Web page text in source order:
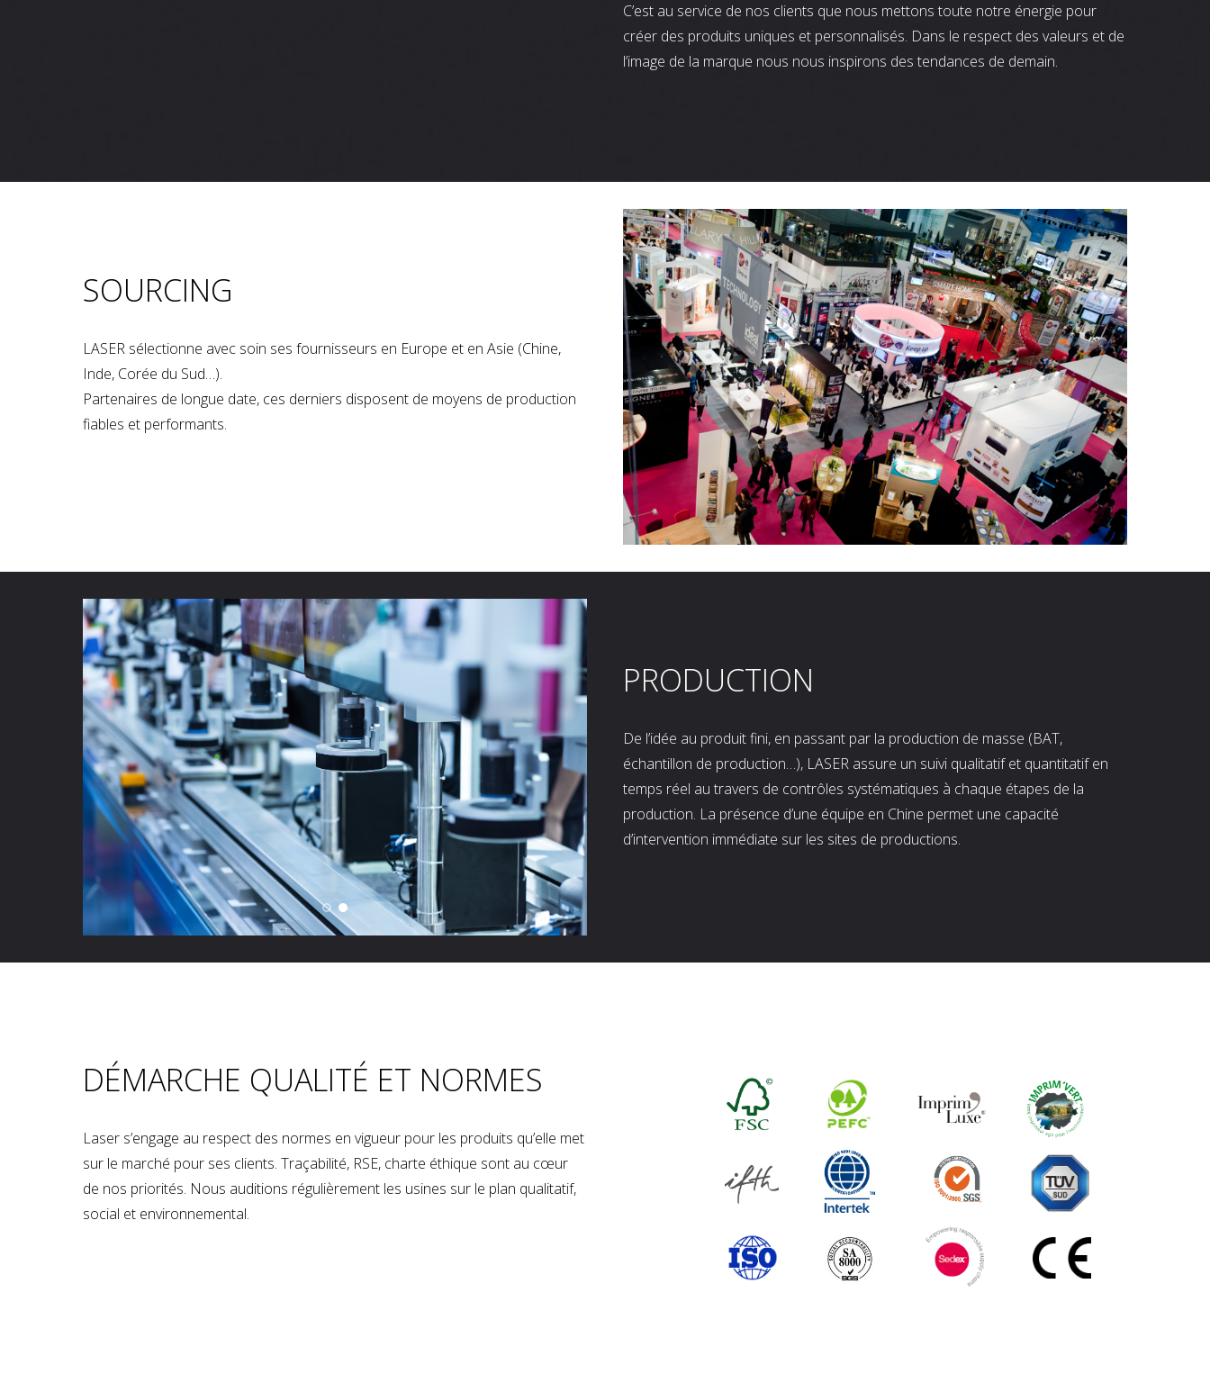
C’est au service de nos clients que nous mettons toute notre énergie pour
créer des produits uniques et personnalisés. Dans le respect des valeurs et de
l’image de la marque nous nous inspirons des tendances de demain.
SOURCING
LASER sélectionne avec soin ses fournisseurs en Europe et en Asie (Chine,
Inde, Corée du Sud…).
Partenaires de longue date, ces derniers disposent de moyens de production
fiables et performants.
PRODUCTION
De l’idée au produit fini, en passant par la production de masse (BAT,
échantillon de production…), LASER assure un suivi qualitatif et quantitatif en
temps réel au travers de contrôles systématiques à chaque étapes de la
production. La présence d’une équipe en Chine permet une capacité
d’intervention immédiate sur les sites de productions.
DÉMARCHE QUALITÉ ET NORMES
Laser s’engage au respect des normes en vigueur pour les produits qu’elle met
sur le marché pour ses clients. Traçabilité, RSE, charte éthique sont au cœur
de nos priorités. Nous auditions régulièrement les usines sur le plan qualitatif,
social et environnemental.